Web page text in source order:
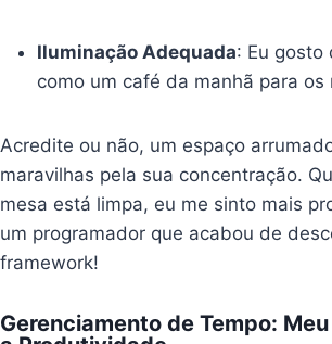
Iluminação Adequada: Eu gosto
como um café da manhã para os
Acredite ou não, um espaço
maravilhas pela sua concentração.
mesa está limpa, eu me sinto mais
um programador que acabou de
framework!
Gerenciamento de Tempo: